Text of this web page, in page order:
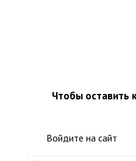
Чтобы оставить
Войдите на сайт